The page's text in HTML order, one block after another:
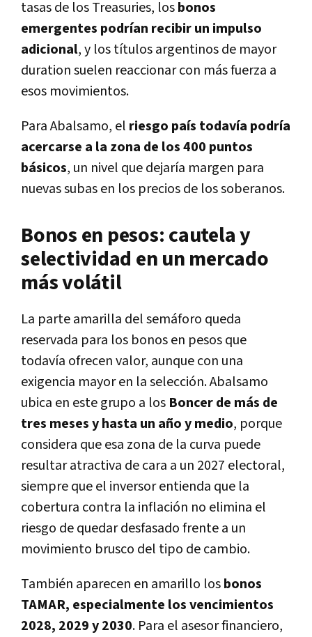
tasas de los Treasuries, losbonos
emergentes podrían recibir un impulso
adicional, y los títulos argentinos de mayor
duration suelen reaccionar con más fuerza a
esos movimientos.
Para Abalsamo, el riesgo país todavía podría
acercarse a la zona de los 400 puntos
básicos, un nivel que dejaría margen para
nuevas subas en los precios de los soberanos.
Bonos en pesos: cautela y
selectividad en un mercado
más volátil
La parte amarilla del semáforo queda
reservada para los bonos en pesos que
todavía ofrecen valor, aunque con una
exigencia mayor en la selección. Abalsamo
ubica en este grupo a los Boncer de más de
tres meses y hasta un año y medio, porque
considera que esa zona de la curva puede
resultar atractiva de cara a un 2027 electoral,
siempre que el inversor entienda que la
cobertura contra la inflación no elimina el
riesgo de quedar desfasado frente a un
movimiento brusco del tipo de cambio.
También aparecen en amarillo losbonos
TAMAR, especialmente los vencimientos
2028, 2029 y 2030. Para el asesor financiero,